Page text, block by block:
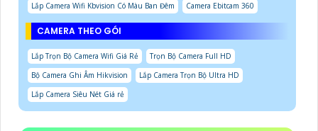
Lắp Camera Wifi Kbvision Có Màu Ban Đêm
Camera Ebitcam 360
CAMERA THEO GÓI
Lắp Trọn Bộ Camera Wifi Giá Rẻ
Trọn Bộ Camera Full HD
Bộ Camera Ghi Âm Hikvision
Lắp Camera Trọn Bộ Ultra HD
Lắp Camera Siêu Nét Giá rẻ